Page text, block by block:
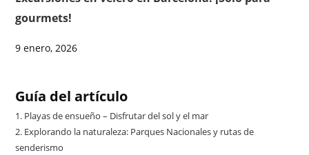
gourmets!
9 enero, 2026
Guía del artículo
1. Playas de ensueño – Disfrutar del sol y el mar
2. Explorando la naturaleza: Parques Nacionales y rutas de
senderismo